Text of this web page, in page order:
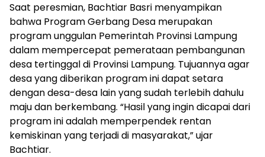
Saat peresmian, Bachtiar Basri menyampikan
bahwa Program Gerbang Desa merupakan
program unggulan Pemerintah Provinsi Lampung
dalam mempercepat pemerataan pembangunan
desa tertinggal di Provinsi Lampung. Tujuannya agar
desa yang diberikan program ini dapat setara
dengan desa-desa lain yang sudah terlebih dahulu
maju dan berkembang. “Hasil yang ingin dicapai dari
program ini adalah memperpendek rentan
kemiskinan yang terjadi di masyarakat,” ujar
Bachtiar.